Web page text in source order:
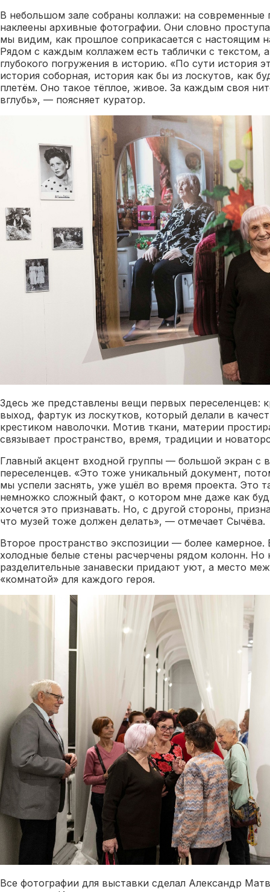
В небольшом зале собраны коллажи: на современные
наклеены архивные фотографии. Они словно
мы видим, как прошлое соприкасается с настоящим
Рядом с каждым коллажем есть таблички с текстом,
глубокого погружения в историю. «По сути история
история соборная, история как бы из лоскутов, как
плетём. Оно такое тёплое, живое. За каждым своя
вглубь», — поясняет куратор.
Здесь же представлены вещи первых переселенцев:
выход, фартук из лоскутков, который делали в
крестиком наволочки. Мотив ткани, материи
связывает пространство, время, традиции и
Главный акцент входной группы — большой экран с
переселенцев. «Это тоже уникальный документ,
мы успели заснять, уже ушёл во время проекта. Это
немножко сложный факт, о котором мне даже как
хочется это признавать. Но, с другой стороны,
что музей тоже должен делать», — отмечает Сычёва.
Второе пространство экспозиции — более камерное.
холодные белые стены расчерчены рядом колонн. Но
разделительные занавески придают уют, а место
«комнатой» для каждого героя.
Все фотографии для выставки сделал Александр